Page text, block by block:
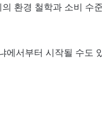
환경 철학과 소비 수준
에서부터 시작될 수도